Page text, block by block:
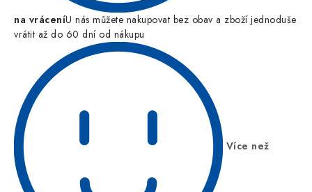
na vráceníU nás můžete nakupovat bez obav a zboží jednoduše
vrátit až do 60 dní od nákupu
Více než